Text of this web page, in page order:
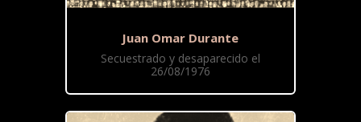
Juan Omar Durante
Secuestrado y desaparecido el
26/08/1976